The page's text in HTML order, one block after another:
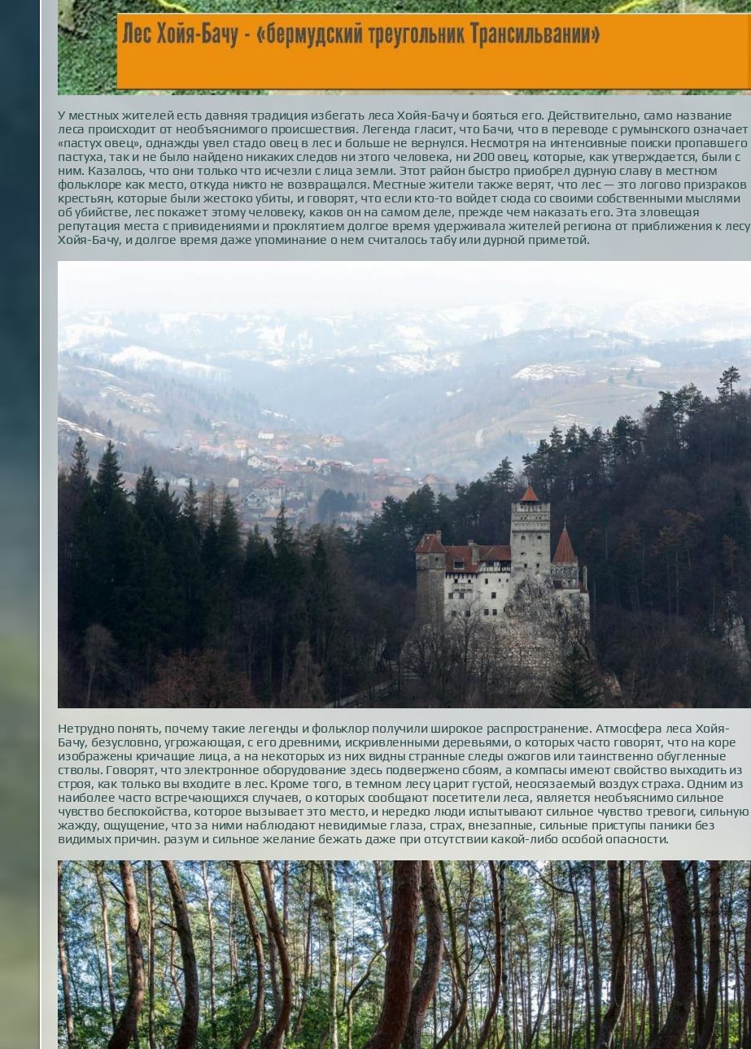
У местных жителей есть давняя традиция избегать леса Хойя-Бачу и бояться его. Действительно, само название
леса происходит от необъяснимого происшествия. Легенда гласит, что Бачи, что в переводе с румынского означает
«пастух овец», однажды увел стадо овец в лес и больше не вернулся. Несмотря на интенсивные поиски пропавшего
пастуха, так и не было найдено никаких следов ни этого человека, ни 200 овец, которые, как утверждается, были с
ним. Казалось, что они только что исчезли с лица земли. Этот район быстро приобрел дурную славу в местном
фольклоре как место, откуда никто не возвращался. Местные жители также верят, что лес — это логово призраков
крестьян, которые были жестоко убиты, и говорят, что если кто-то войдет сюда со своими собственными мыслями
об убийстве, лес покажет этому человеку, каков он на самом деле, прежде чем наказать его. Эта зловещая
репутация места с привидениями и проклятием долгое время удерживала жителей региона от приближения к лесу
Хойя-Бачу, и долгое время даже упоминание о нем считалось табу или дурной приметой.
Нетрудно понять, почему такие легенды и фольклор получили широкое распространение. Атмосфера леса Хойя-
Бачу, безусловно, угрожающая, с его древними, искривленными деревьями, о которых часто говорят, что на коре
изображены кричащие лица, а на некоторых из них видны странные следы ожогов или таинственно обугленные
стволы. Говорят, что электронное оборудование здесь подвержено сбоям, а компасы имеют свойство выходить из
строя, как только вы входите в лес. Кроме того, в темном лесу царит густой, неосязаемый воздух страха. Одним из
наиболее часто встречающихся случаев, о которых сообщают посетители леса, является необъяснимо сильное
чувство беспокойства, которое вызывает это место, и нередко люди испытывают сильное чувство тревоги, сильную
жажду, ощущение, что за ними наблюдают невидимые глаза, страх, внезапные, сильные приступы паники без
видимых причин. разум и сильное желание бежать даже при отсутствии какой-либо особой опасности.